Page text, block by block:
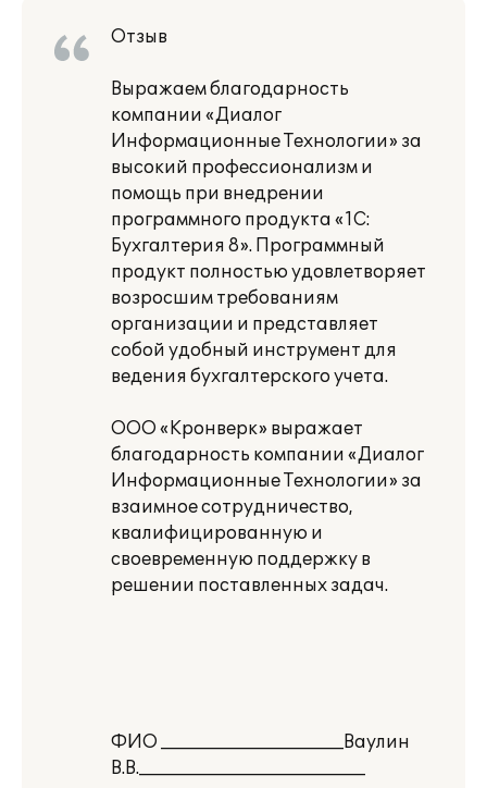
Отзыв
Выражаем благодарность
компании «Диалог
Информационные Технологии» за
высокий профессионализм и
помощь при внедрении
программного продукта «1С:
Бухгалтерия 8». Программный
продукт полностью удовлетворяет
возросшим требованиям
организации и представляет
собой удобный инструмент для
ведения бухгалтерского учета.
ООО «Кронверк» выражает
благодарность компании «Диалог
Информационные Технологии» за
взаимное сотрудничество,
квалифицированную и
своевременную поддержку в
решении поставленных задач.
ФИО _____________________Ваулин
В.В.__________________________